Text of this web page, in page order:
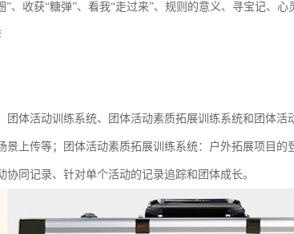
、收获“糖弹”、看我“走过来”、规则的意义、寻宝记、心
团体活动训练系统、团体活动素质拓展训练系统和团体
景上传等；团体活动素质拓展训练系统：户外拓展项目的
协同记录、针对单个活动的记录追踪和团体成长。